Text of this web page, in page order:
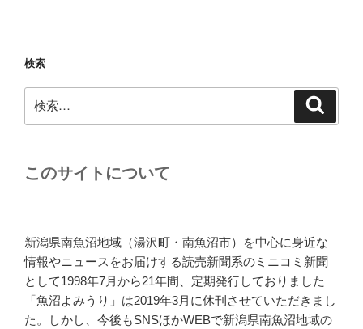
検索
索:
このサイトについて
新潟県南魚沼地域（湯沢町・南魚沼市）を中心に身近な
情報やニュースをお届けする読売新聞系のミニコミ新聞
として1998年7月から21年間、定期発行しておりました
「魚沼よみうり」は2019年3月に休刊させていただきまし
た。しかし、今後もSNSほかWEBで新潟県南魚沼地域の